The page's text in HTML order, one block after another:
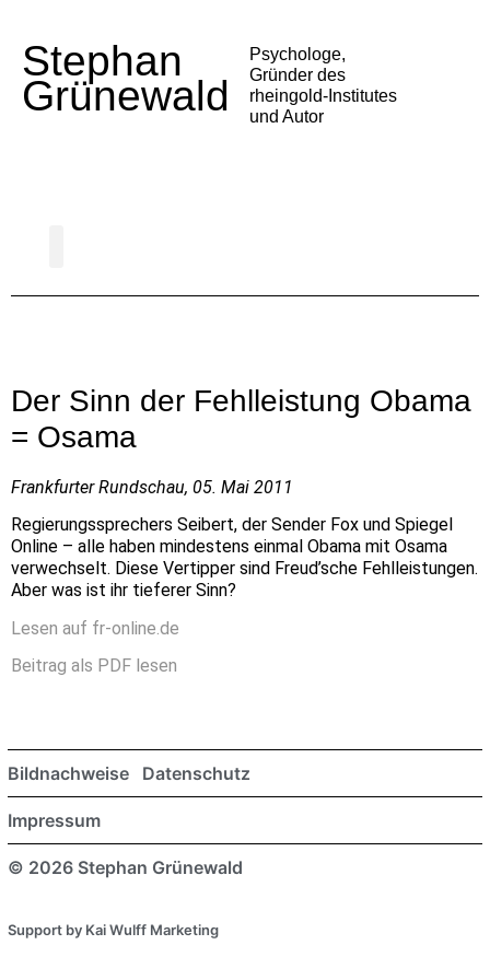
Stephan
Grünewald
Psychologe,
Gründer des
rheingold-Institutes
und Autor
Der Sinn der Fehlleistung Obama
= Osama
Frankfurter Rundschau, 05. Mai 2011
Regierungssprechers Seibert, der Sender Fox und Spiegel
Online – alle haben mindestens einmal Obama mit Osama
verwechselt. Diese Vertipper sind Freud’sche Fehlleistungen.
Aber was ist ihr tieferer Sinn?
Lesen auf fr-online.de
Beitrag als PDF lesen
© 2026 Stephan Grünewald
Impressum
Bildnachweise Datenschutz
Support by Kai Wulff Marketing